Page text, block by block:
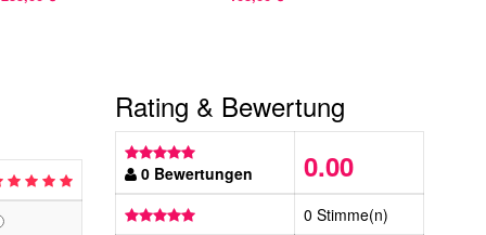
Rating & Bewertung
0 Bewertungen 0.00
0 Stimme(n)